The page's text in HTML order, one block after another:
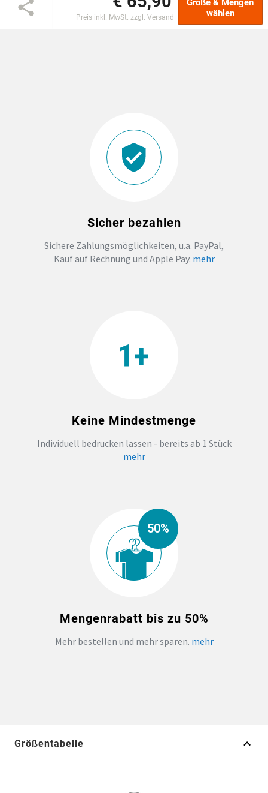
ZAHNARZTPRAXIS
FOTOTASSEN UND MEHR
GROSSBESTELLUNG
Preis inkl. MwSt. zzgl. Versand
Größe & Mengen
wählen
Sicher bezahlen
Sichere Zahlungsmöglichkeiten, u.a. PayPal,
Kauf auf Rechnung und Apple Pay. mehr
Keine Mindestmenge
Individuell bedrucken lassen - bereits ab 1 Stück
mehr
50%
Mengenrabatt bis zu 50%
Mehr bestellen und mehr sparen. mehr
Größentabelle